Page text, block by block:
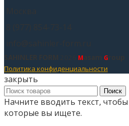
M G
Политика конфиденциальности
закрыть
Поиск
Начните вводить текст,
которые вы ищете.